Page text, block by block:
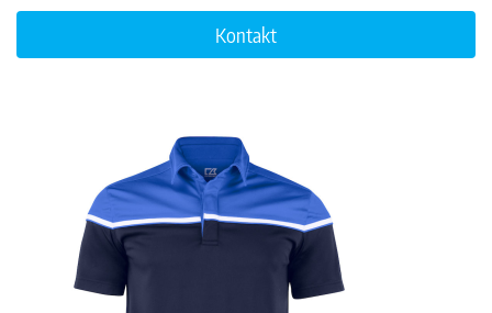
Kontakt